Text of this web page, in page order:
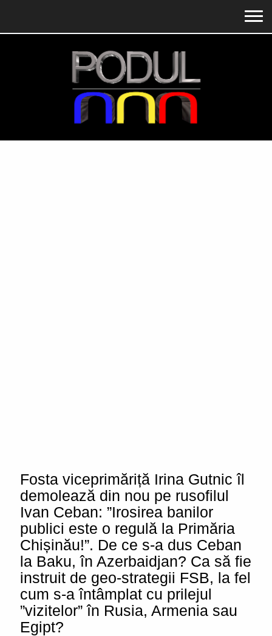
Fosta viceprimăriță Irina Gutnic îl
demolează din nou pe rusofilul
Ivan Ceban: ”Irosirea banilor
publici este o regulă la Primăria
Chișinău!”. De ce s-a dus Ceban
la Baku, în Azerbaidjan? Ca să fie
instruit de geo-strategii FSB, la fel
cum s-a întâmplat cu prilejul
”vizitelor” în Rusia, Armenia sau
Egipt?